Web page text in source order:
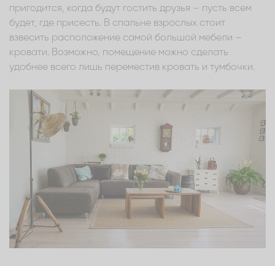
пригодится, когда будут гостить друзья – пусть всем
будет, где присесть. В спальне взрослых стоит
взвесить расположение самой большой мебели –
кровати. Возможно, помещение можно сделать
удобнее всего лишь переместив кровать и тумбочки.